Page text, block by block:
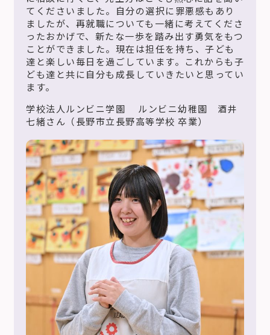
てくださいました。自分の選択に罪悪感もあり
ましたが、再就職についても一緒に考えてくださ
ったおかげで、新たな一歩を踏み出す勇気をもつ
ことができました。現在は担任を持ち、子ども
達と楽しい毎日を過ごしています。これからも子
ども達と共に自分も成長していきたいと思ってい
ます。
学校法人ルンビニ学園 ルンビニ幼稚園 酒井
七緒さん（長野市立長野高等学校 卒業）